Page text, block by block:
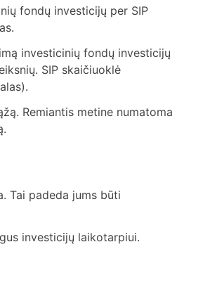
fondų investicijų per SIP
investicinių fondų investicijų
SIP skaičiuoklė
Remiantis metine numatoma
Tai padeda jums būti
investicijų laikotarpiui.